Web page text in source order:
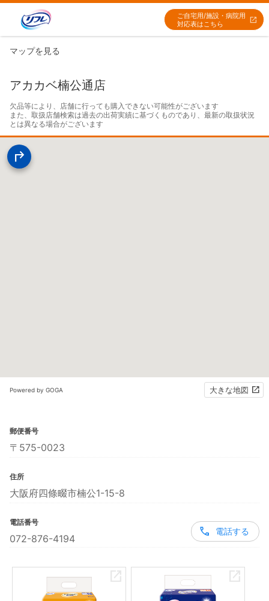
ご自宅用/施設・病院用
対応表はこちら
マップを見る
アカカベ楠公通店
欠品等により、店舗に行っても購入できない可能性がございます
また、取扱店舗検索は過去の出荷実績に基づくものであり、最新の取扱状況
とは異なる場合がございます
Powered by GOGA 大きな地図
郵便番号
〒575-0023
住所
大阪府四條畷市楠公1-15-8
電話番号
072-876-4194
電話する